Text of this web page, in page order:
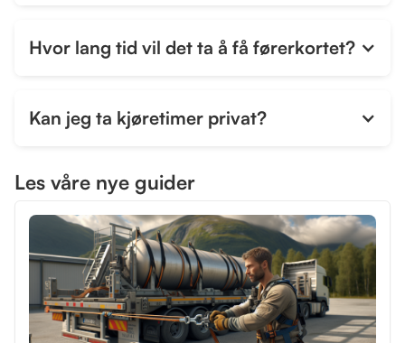
Hvor lang tid vil det ta å få førerkortet?
Kan jeg ta kjøretimer privat?
Les våre nye guider